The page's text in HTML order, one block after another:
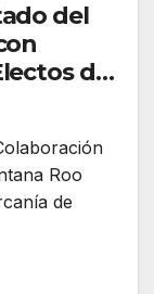
del
del
Roo
de